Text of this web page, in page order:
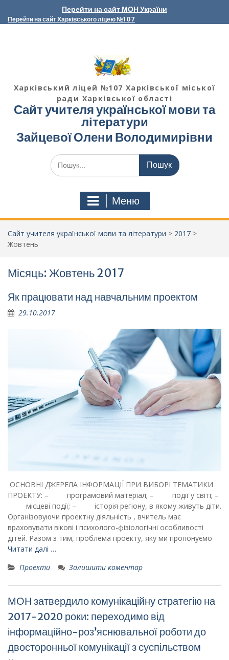
до
вмісту
Перейти на сайт МОН України
Перейти на сайт Харківського ліцею №107
Харківський ліцей №107 Харківської міської
ради Харківської області
Сайт учителя української мови та
літератури
Зайцевої Олени Володимирівни
Шукати:
Меню
Сайт учителя української мови та літератури > 2017 >
Жовтень
Місяць: Жовтень 2017
Як працювати над навчальним проектом
29.10.2017
ОСНОВНІ ДЖЕРЕЛА ІНФОРМАЦІЇ ПРИ ВИБОРІ ТЕМАТИКИ
ПРОЕКТУ: – програмовий матеріал; – події у світі; –
місцеві події; – історія регіону, в якому живуть діти.
Організовуючи проектну діяльність , вчитель має
враховувати вікові і психолого-фізіологічні особливості
дітей. Разом з тим, проблема проекту, яку ми пропонуємо
Читати далі …
Проекти
Залишити коментар
МОН затвердило комунікаційну стратегію на
2017-2020 роки: переходимо від
інформаційно-роз’яснювальної роботи до
двосторонньої комунікації з суспільством